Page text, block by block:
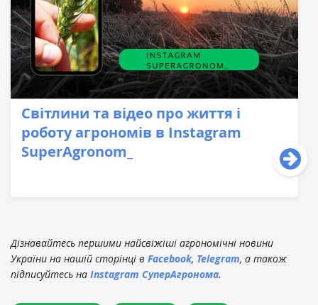
Світлини та відео про життя і
роботу агрономів в Instagram
SuperAgronom_
Дізнавайтесь першими найсвіжіші агрономічні новини
України на нашій сторінці в Facebook, Telegram, а також
підписуйтесь на Instagram СуперАгронома.